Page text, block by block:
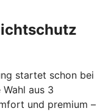
startet schon bei
aus 3
und premium –